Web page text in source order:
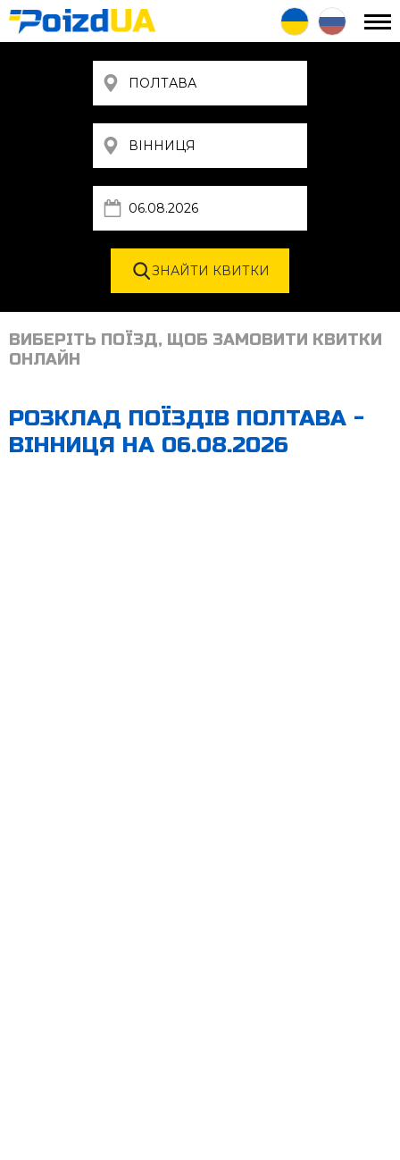
ВИБЕРІТЬ ПОЇЗД, ЩОБ ЗАМОВИТИ КВИТКИ
ОНЛАЙН
РОЗКЛАД ПОЇЗДІВ ПОЛТАВА -
ВІННИЦЯ НА 06.08.2026